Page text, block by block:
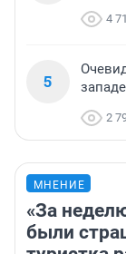
4
5
2
МНЕНИЕ
«За
были